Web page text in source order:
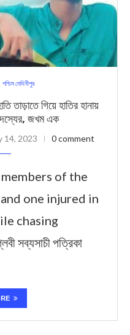
পশ্চিম মেদিনীপুর
গিয়ে হাতির হানায়
জখম এক
14, 2023 0 comment
of the
one injured in
chasing
সব্যসাচী পত্রিকা